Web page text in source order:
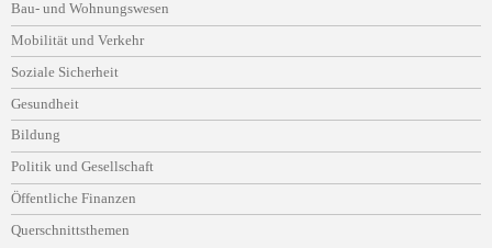
Bau- und Wohnungswesen
Mobilität und Verkehr
Soziale Sicherheit
Gesundheit
Bildung
Politik und Gesellschaft
Öffentliche Finanzen
Querschnittsthemen